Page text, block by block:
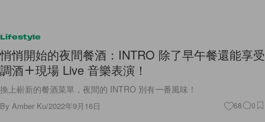
Lifestyle
悄悄開始的夜間餐酒：INTRO 除了早午餐還能享受
調酒＋現場 Live 音樂表演！
換上嶄新的餐酒菜單，夜間的 INTRO 別有一番風味！
By Amber Ku/2022年9月16日 68 0